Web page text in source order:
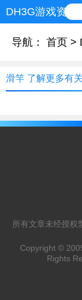
DH3G游戏资讯网
导航： 首页 >
滑竿 了解更多有
所有文章未经授权
Copyright ©
Rights